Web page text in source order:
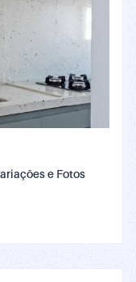
e Fotos